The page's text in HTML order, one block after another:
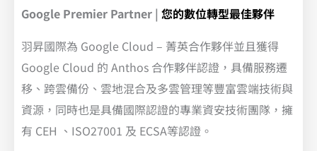
Google Premier Partner | 您的數位轉型最佳夥伴
羽昇國際為 Google Cloud – 菁英合作夥伴並且獲得
Google Cloud 的 Anthos 合作夥伴認證，具備服務遷
移、跨雲備份、雲地混合及多雲管理等豐富雲端技術與
資源，同時也是具備國際認證的專業資安技術團隊，擁
有 CEH 、ISO27001 及 ECSA等認證。